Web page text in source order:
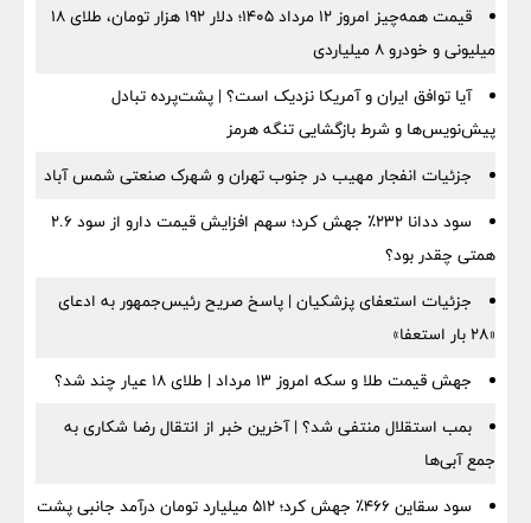
قیمت همه‌چیز امروز ۱۲ مرداد ۱۴۰۵؛ دلار ۱۹۲ هزار تومان، طلای ۱۸
میلیونی و خودرو ۸ میلیاردی
آیا توافق ایران و آمریکا نزدیک است؟ | پشت‌پرده تبادل
پیش‌نویس‌ها و شرط بازگشایی تنگه هرمز
جزئیات انفجار مهیب در جنوب تهران و شهرک صنعتی شمس آباد
سود ددانا ۲۳۲٪ جهش کرد؛ سهم افزایش قیمت دارو از سود ۲.۶
همتی چقدر بود؟
جزئیات استعفای پزشکیان | پاسخ صریح رئیس‌جمهور به ادعای
«۲۸ بار استعفا»
جهش قیمت طلا و سکه امروز ۱۳ مرداد | طلای ۱۸ عیار چند شد؟
بمب استقلال منتفی شد؟ | آخرین خبر از انتقال رضا شکاری به
جمع آبی‌ها
سود سقاین ۴۶۶٪ جهش کرد؛ ۵۱۲ میلیارد تومان درآمد جانبی پشت